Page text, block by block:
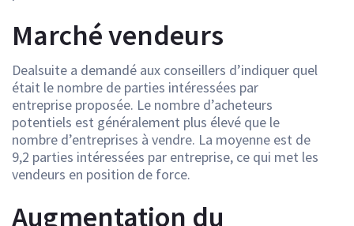
Marché vendeurs
Dealsuite a demandé aux conseillers d’indiquer quel
était le nombre de parties intéressées par
entreprise proposée. Le nombre d’acheteurs
potentiels est généralement plus élevé que le
nombre d’entreprises à vendre. La moyenne est de
9,2 parties intéressées par entreprise, ce qui met les
vendeurs en position de force.
Augmentation du